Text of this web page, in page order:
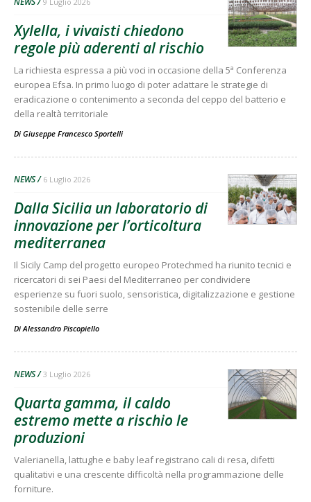
Xylella, i vivaisti chiedono
regole più aderenti al rischio
La richiesta espressa a più voci in occasione della 5ª Conferenza
europea Efsa. In primo luogo di poter adattare le strategie di
eradicazione o contenimento a seconda del ceppo del batterio e
della realtà territoriale
Di Giuseppe Francesco Sportelli
NEWS 6 Luglio 2026
Dalla Sicilia un laboratorio di
innovazione per l’orticoltura
mediterranea
Il Sicily Camp del progetto europeo Protechmed ha riunito tecnici e
ricercatori di sei Paesi del Mediterraneo per condividere
esperienze su fuori suolo, sensoristica, digitalizzazione e gestione
sostenibile delle serre
Di Alessandro Piscopiello
NEWS 3 Luglio 2026
Quarta gamma, il caldo
estremo mette a rischio le
produzioni
Valerianella, lattughe e baby leaf registrano cali di resa, difetti
qualitativi e una crescente difficoltà nella programmazione delle
forniture.